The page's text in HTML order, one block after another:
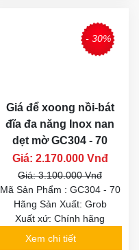
- 30%
Giá để xoong nồi-bát
đĩa đa năng Inox nan
dẹt mờ GC304 - 70
Giá: 2.170.000 Vnđ
Giá: 3.100.000 Vnđ
Mã Sản Phẩm : GC304 - 70
Hãng Sản Xuất: Grob
Xuất xứ: Chính hãng
Xem chi tiết